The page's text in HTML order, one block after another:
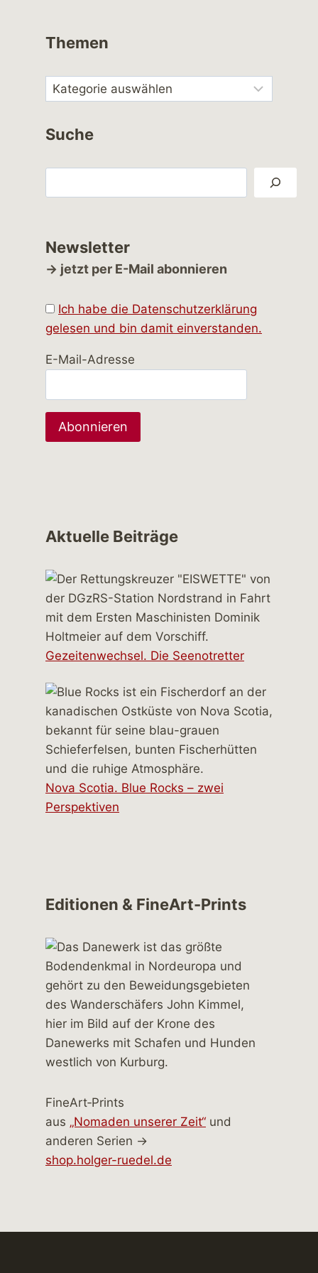
Themen
Suche
Newsletter
→ jetzt per E-Mail abonnieren
Ich habe die Datenschutzerklärung
gelesen und bin damit einverstanden.
E-Mail-Adresse
Aktuelle Beiträge
Gezeitenwechsel. Die Seenotretter
Nova Scotia. Blue Rocks – zwei
Perspektiven
Editionen & FineArt-Prints
FineArt‑Prints
aus „Nomaden unserer Zeit“ und
anderen Serien →
shop.holger-ruedel.de